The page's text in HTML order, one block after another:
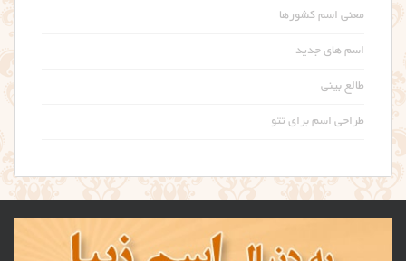
معنی اسم کشورها
اسم های جدید
طالع بینی
طراحی اسم برای تتو